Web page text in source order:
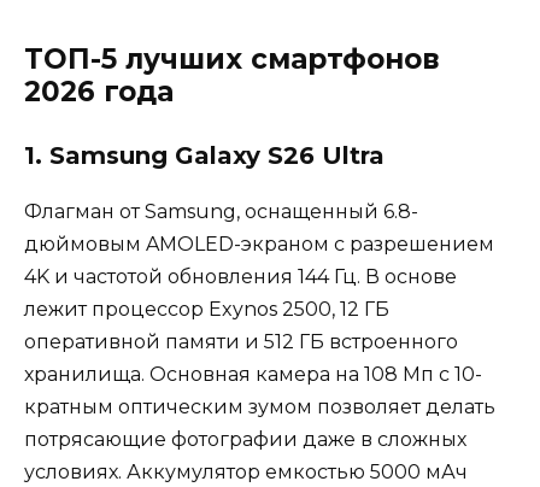
ТОП-5 лучших смартфонов
2026 года
1. Samsung Galaxy S26 Ultra
Флагман от Samsung, оснащенный 6.8-
дюймовым AMOLED-экраном с разрешением
4K и частотой обновления 144 Гц. В основе
лежит процессор Exynos 2500, 12 ГБ
оперативной памяти и 512 ГБ встроенного
хранилища. Основная камера на 108 Мп с 10-
кратным оптическим зумом позволяет делать
потрясающие фотографии даже в сложных
условиях. Аккумулятор емкостью 5000 мАч